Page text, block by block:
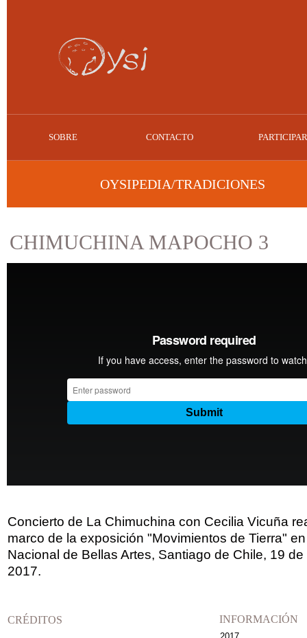
SOBRE CONTACTO
OYSIPEDIA/TRADICIONES
CHIMUCHINA MAPOCHO 3
Concierto de La Chimuchina con Cecilia Vicuña
marco de la exposición "Movimientos de Tierra"
Nacional de Bellas Artes, Santiago de Chile, 19
2017.
CRÉDITOS INFORMACIÓN